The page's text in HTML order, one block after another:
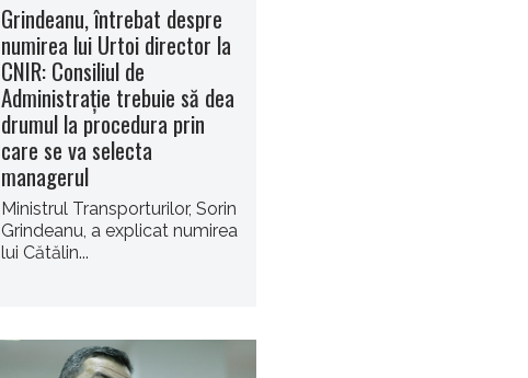
Grindeanu, întrebat despre
numirea lui Urtoi director la
CNIR: Consiliul de
Administraţie trebuie să dea
drumul la procedura prin
care se va selecta
managerul
Ministrul Transporturilor, Sorin
Grindeanu, a explicat numirea
lui Cătălin...